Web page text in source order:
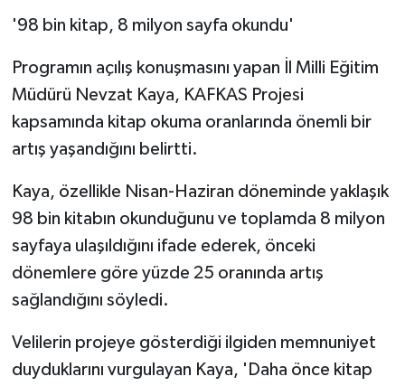
'98 bin kitap, 8 milyon sayfa okundu'
Programın açılış konuşmasını yapan İl Milli Eğitim
Müdürü Nevzat Kaya, KAFKAS Projesi
kapsamında kitap okuma oranlarında önemli bir
artış yaşandığını belirtti.
Kaya, özellikle Nisan-Haziran döneminde yaklaşık
98 bin kitabın okunduğunu ve toplamda 8 milyon
sayfaya ulaşıldığını ifade ederek, önceki
dönemlere göre yüzde 25 oranında artış
sağlandığını söyledi.
Velilerin projeye gösterdiği ilgiden memnuniyet
duyduklarını vurgulayan Kaya, 'Daha önce kitap
Sağlık
SİYASET
SPOR HABERLERİ
TEKNOLOJİ
Turizm
ÜLKE GÜNDEMİ
YAŞAM
YEREL